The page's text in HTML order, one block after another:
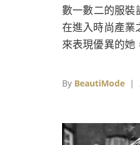
數一數二的服裝
在進入時尚產業
來表現優異的她
從《Vogue》的
By BeautiMode |